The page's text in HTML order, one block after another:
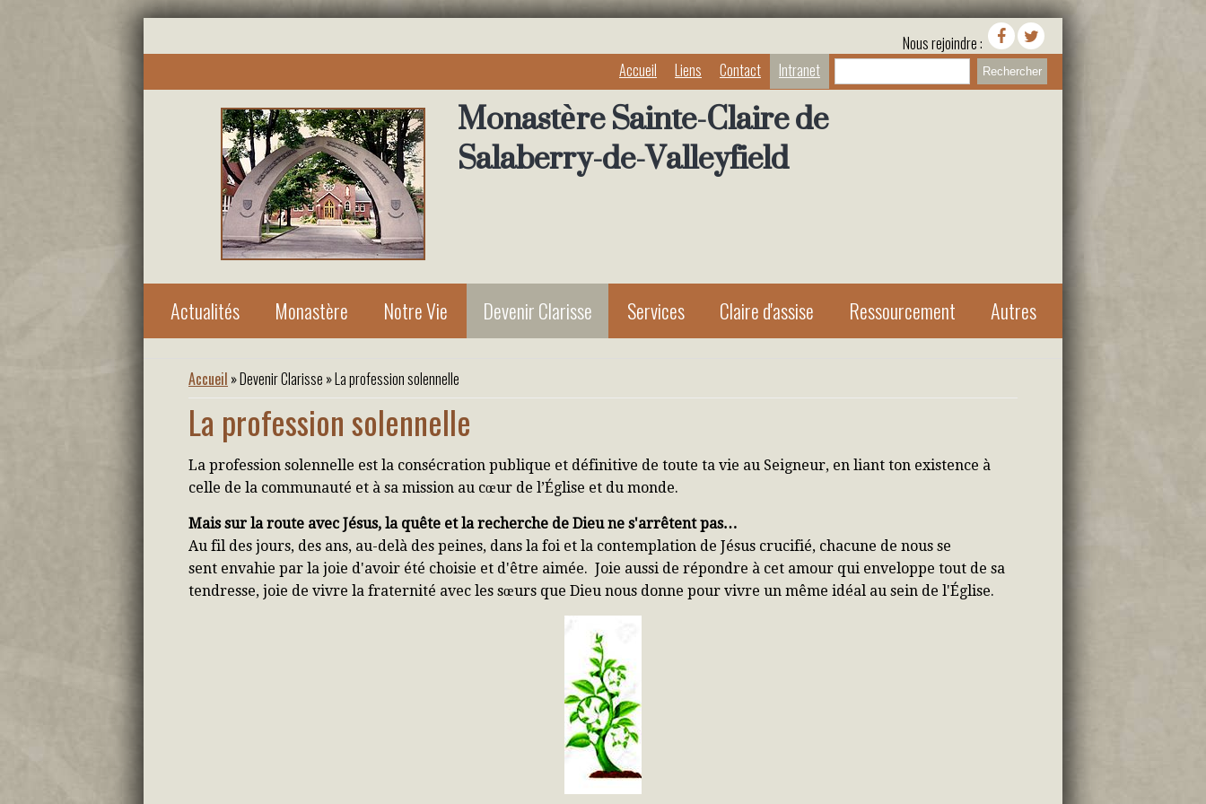
Nous rejoindre :
Rechercher
Accueil Liens Contact Intranet
Monastère Sainte-Claire de
Salaberry-de-Valleyfield
Actualités Monastère Notre Vie Devenir Clarisse Services Claire d'assise Ressourcement Autres
Vous êtes ici
Accueil »Devenir Clarisse » La profession solennelle
La profession solennelle
La profession solennelle est la consécration publique et définitive de toute ta vie au Seigneur, en liant ton existence à
celle de la communauté et à sa mission au cœur de l’Église et du monde.
Mais sur la route avec Jésus, la quête et la recherche de Dieu ne s'arrêtent pas…
Au fil des jours, des ans, au-delà des peines, dans la foi et la contemplation de Jésus crucifié, chacune de nous se
sent envahie par la joie d'avoir été choisie et d'être aimée. Joie aussi de répondre à cet amour qui enveloppe tout de sa
tendresse, joie de vivre la fraternité avec les sœurs que Dieu nous donne pour vivre un même idéal au sein de l'Église.